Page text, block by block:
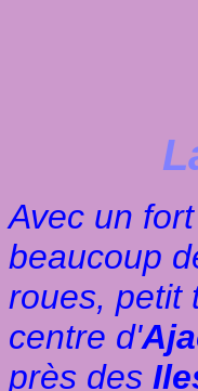
Avec un
beaucoup
roues, petit
centre d'
près des